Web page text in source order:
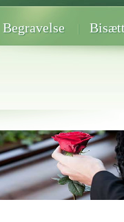
Begravelse
det gælder